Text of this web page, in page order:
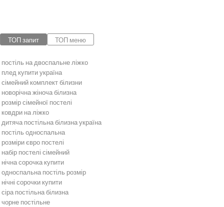
ТОП запит ТОП меню
постіль на двоспальне ліжко
плед купити україна
сімейний комплект білизни
новорічна жіноча білизна
розмір сімейної постелі
ковдри на ліжко
дитяча постільна білизна україна
постіль односпальна
розміри євро постелі
набір постелі сімейний
нічна сорочка купити
односпальна постіль розмір
нічні сорочки купити
сіра постільна білизна
чорне постільне